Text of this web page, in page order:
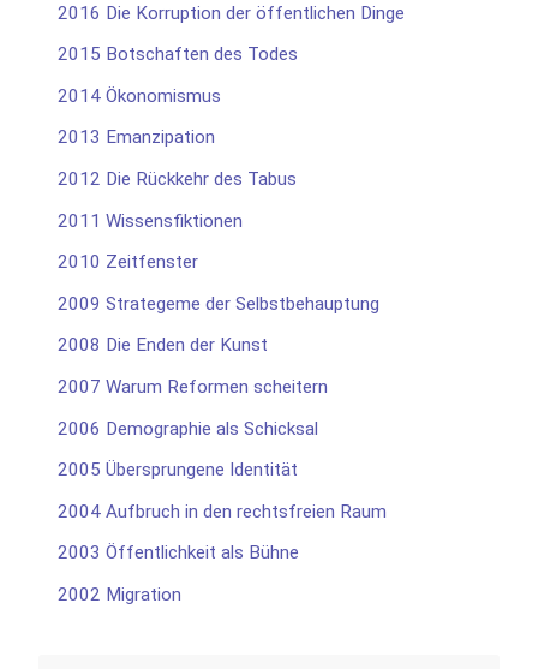
2016 Die Korruption der öffentlichen Dinge
2015 Botschaften des Todes
2014 Ökonomismus
2013 Emanzipation
2012 Die Rückkehr des Tabus
2011 Wissensfiktionen
2010 Zeitfenster
2009 Strategeme der Selbstbehauptung
2008 Die Enden der Kunst
2007 Warum Reformen scheitern
2006 Demographie als Schicksal
2005 Übersprungene Identität
2004 Aufbruch in den rechtsfreien Raum
2003 Öffentlichkeit als Bühne
2002 Migration